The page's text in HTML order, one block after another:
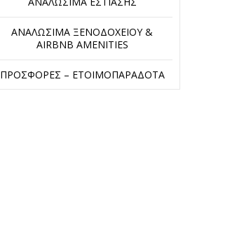
ΑΝΑΛΏΣΙΜΑ ΞΕΝΟΔΟΧΕΊΟΥ &
AIRBNB AMENITIES
ΠΡΟΣΦΟΡΈΣ – ΕΤΟΙΜΟΠΑΡΆΔΟΤΑ